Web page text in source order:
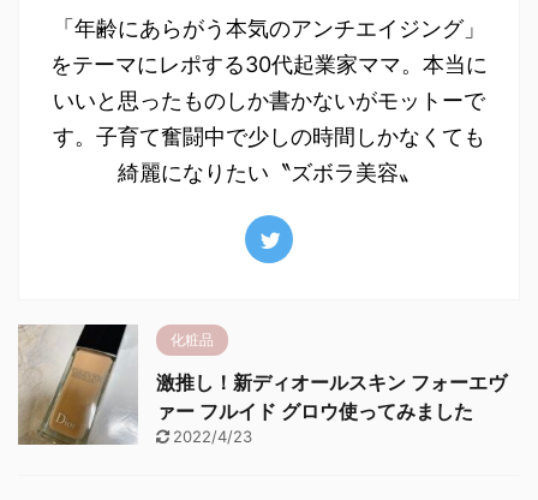
「年齢にあらがう本気のアンチエイジング」
をテーマにレポする30代起業家ママ。本当に
いいと思ったものしか書かないがモットーで
す。子育て奮闘中で少しの時間しかなくても
綺麗になりたい〝ズボラ美容〟
化粧品
激推し！新ディオールスキン フォーエヴ
ァー フルイド グロウ使ってみました
2022/4/23